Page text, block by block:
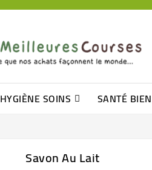
HYGIÈNE SOINS SANTÉ
Savon Au Lait